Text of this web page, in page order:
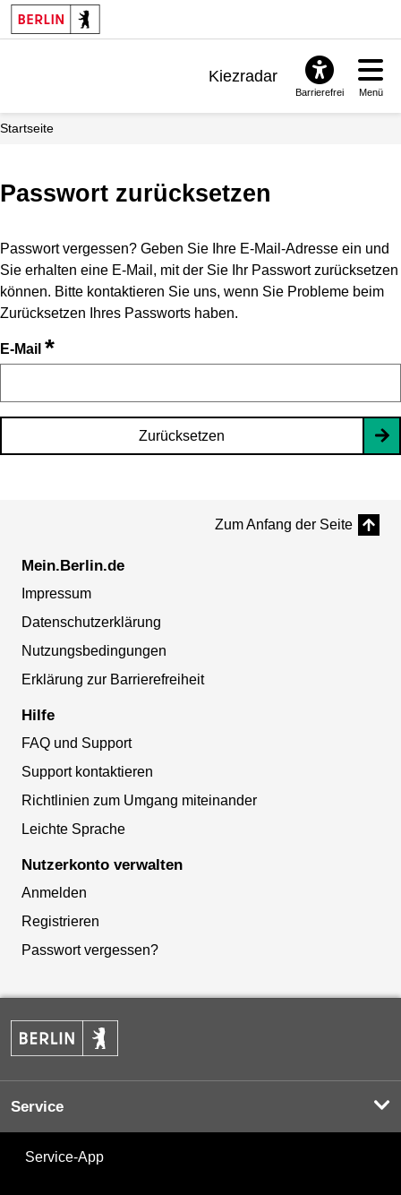
Kiezradar
Barrierefrei Menü
Startseite
Passwort zurücksetzen
Passwort vergessen? Geben Sie Ihre E-Mail-Adresse ein und
Sie erhalten eine E-Mail, mit der Sie Ihr Passwort zurücksetzen
können. Bitte kontaktieren Sie uns, wenn Sie Probleme beim
Zurücksetzen Ihres Passworts haben.
E-Mail *
Zurücksetzen
Zum Anfang der Seite
Mein.Berlin.de
Impressum
Datenschutzerklärung
Nutzungsbedingungen
Erklärung zur Barrierefreiheit
Hilfe
FAQ und Support
Support kontaktieren
Richtlinien zum Umgang miteinander
Leichte Sprache
Nutzerkonto verwalten
Anmelden
Registrieren
Passwort vergessen?
Service
Service-App